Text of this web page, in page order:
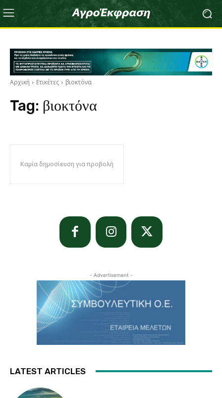
Αρχική Ετικέτες βιοκτόνα
Tag: βιοκτόνα
Καμία δημοσίευση για προβολή
- Advertisement -
LATEST ARTICLES